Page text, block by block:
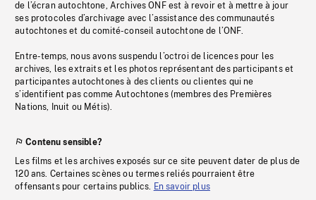
de l’écran autochtone, Archives ONF est à revoir et à mettre à jour
ses protocoles d’archivage avec l’assistance des communautés
autochtones et du comité-conseil autochtone de l’ONF.
Entre-temps, nous avons suspendu l’octroi de licences pour les
archives, les extraits et les photos représentant des participants et
participantes autochtones à des clients ou clientes qui ne
s’identifient pas comme Autochtones (membres des Premières
Nations, Inuit ou Métis).
Contenu sensible?
Les films et les archives exposés sur ce site peuvent dater de plus de
120 ans. Certaines scènes ou termes reliés pourraient être
offensants pour certains publics. En savoir plus